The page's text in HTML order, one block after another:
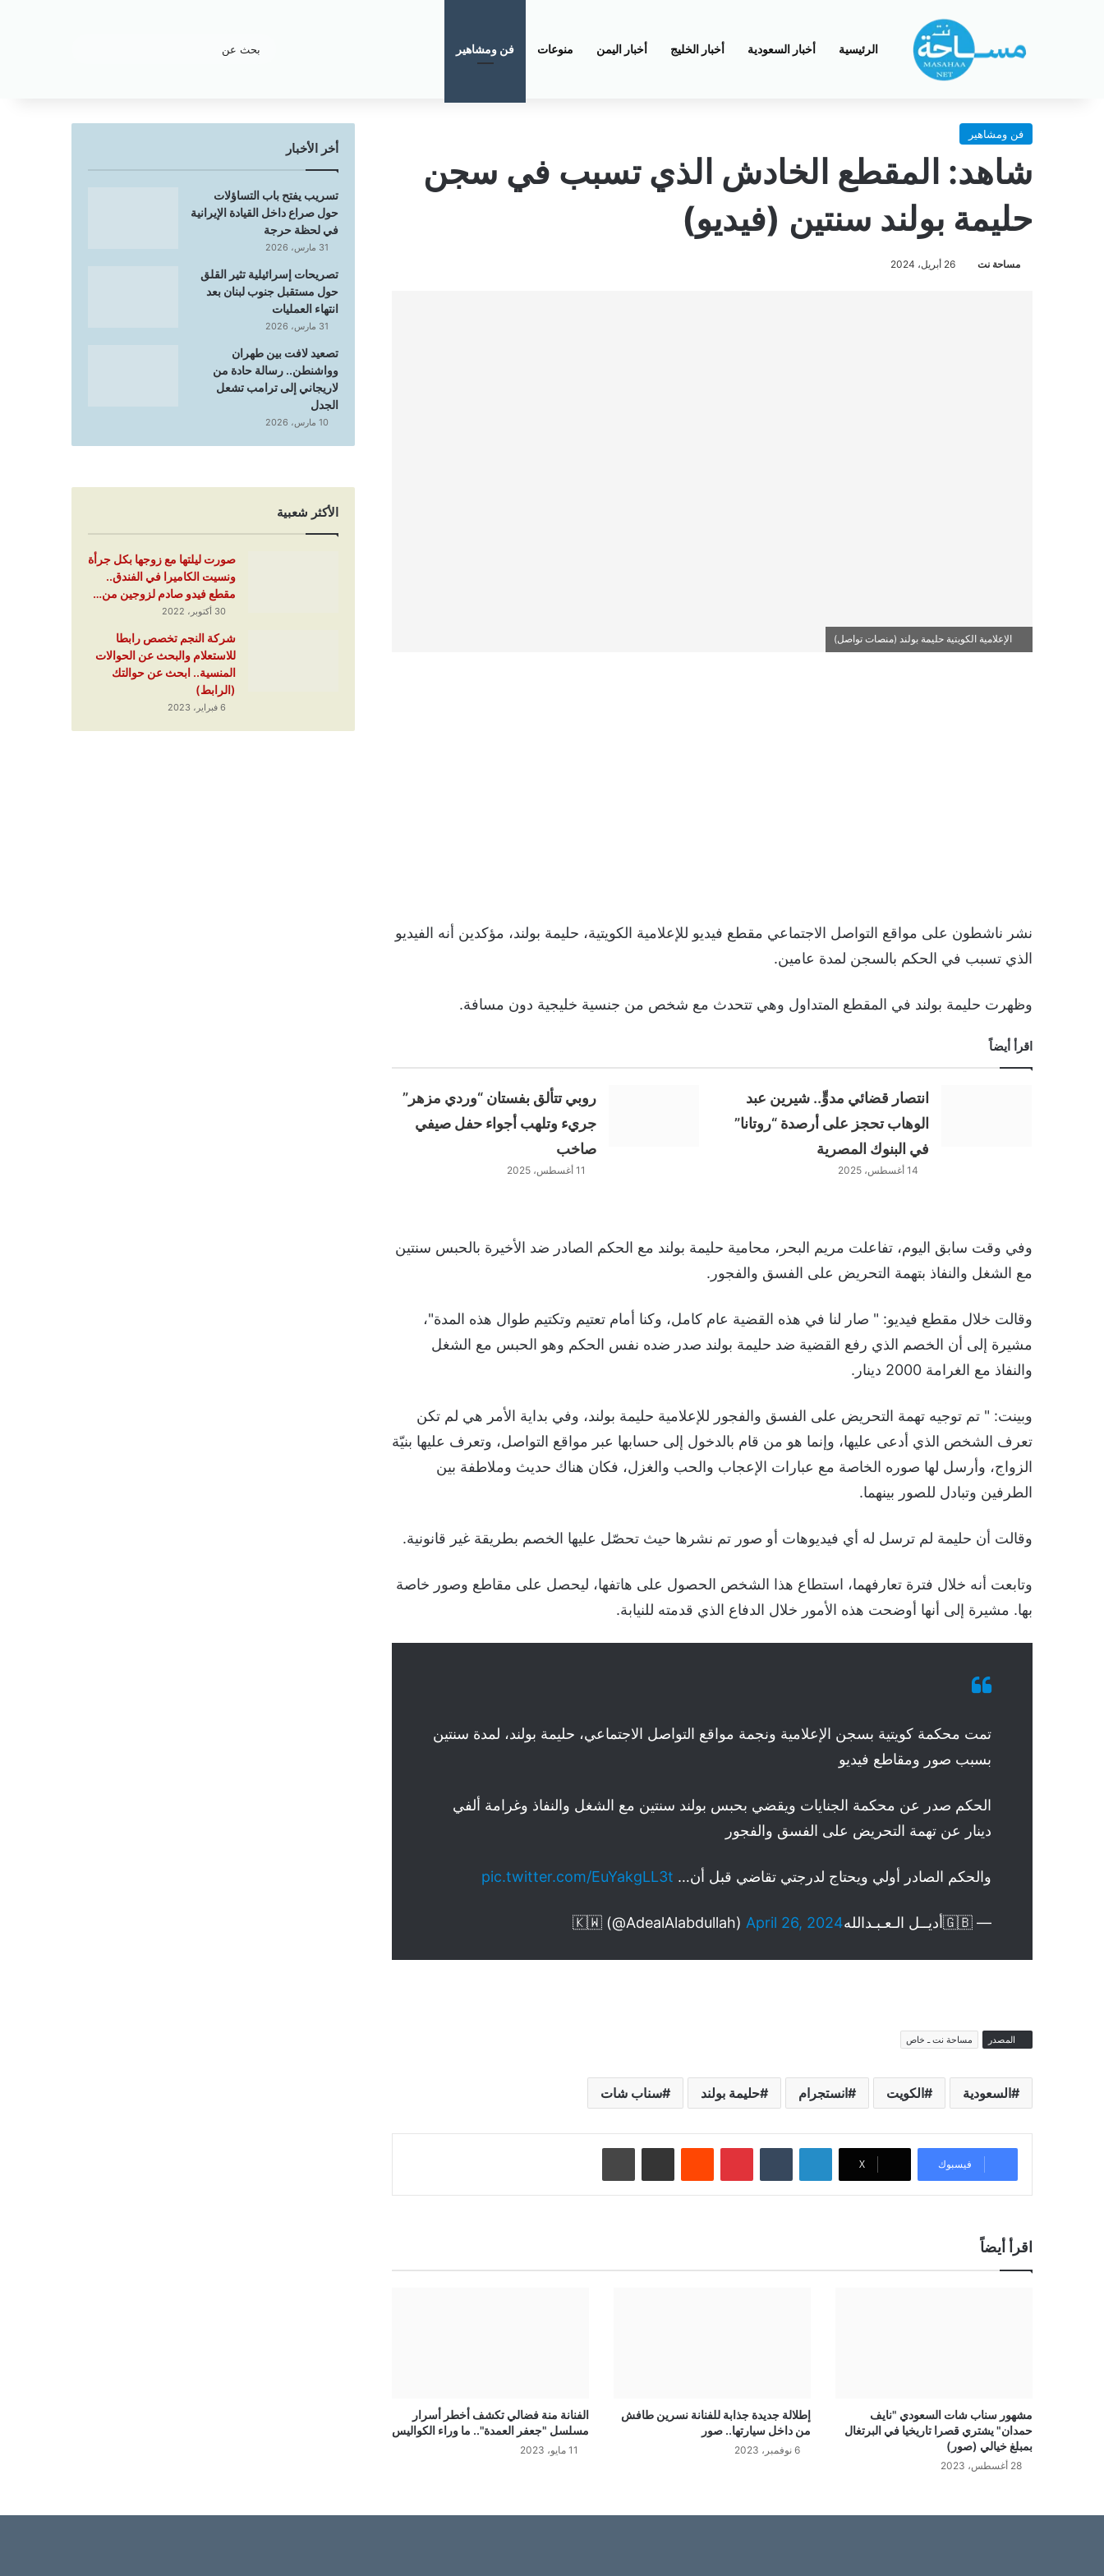
الرئيسية أخبار السعودية أخبار الخليج أخبار اليمن منوعات فن ومشاهير
فن ومشاهير
شاهد: المقطع الخادش الذي تسبب في سجن
حليمة بولند سنتين (فيديو)
مساحة نت 26 أبريل، 2024
الإعلامية الكويتية حليمة بولند (منصات تواصل)
نشر ناشطون على مواقع التواصل الاجتماعي مقطع فيديو للإعلامية الكويتية، حليمة بولند، مؤكدين أنه الفيديو
الذي تسبب في الحكم بالسجن لمدة عامين.
وظهرت حليمة بولند في المقطع المتداول وهي تتحدث مع شخص من جنسية خليجية دون مسافة.
اقرأ أيضاً
انتصار قضائي مدوٍّ.. شيرين عبد
الوهاب تحجز على أرصدة “روتانا”
في البنوك المصرية
14 أغسطس، 2025
روبي تتألق بفستان “وردي مزهر”
جريء وتلهب أجواء حفل صيفي
صاخب
11 أغسطس، 2025
وفي وقت سابق اليوم، تفاعلت مريم البحر، محامية حليمة بولند مع الحكم الصادر ضد الأخيرة بالحبس سنتين
مع الشغل والنفاذ بتهمة التحريض على الفسق والفجور.
وقالت خلال مقطع فيديو: " صار لنا في هذه القضية عام كامل، وكنا أمام تعتيم وتكتيم طوال هذه المدة"،
مشيرة إلى أن الخصم الذي رفع القضية ضد حليمة بولند صدر ضده نفس الحكم وهو الحبس مع الشغل
والنفاذ مع الغرامة 2000 دينار.
وبينت: " تم توجيه تهمة التحريض على الفسق والفجور للإعلامية حليمة بولند، وفي بداية الأمر هي لم تكن
تعرف الشخص الذي أدعى عليها، وإنما هو من قام بالدخول إلى حسابها عبر مواقع التواصل، وتعرف عليها بنيّة
الزواج، وأرسل لها صوره الخاصة مع عبارات الإعجاب والحب والغزل، فكان هناك حديث وملاطفة بين
الطرفين وتبادل للصور بينهما.
وقالت أن حليمة لم ترسل له أي فيديوهات أو صور تم نشرها حيث تحصّل عليها الخصم بطريقة غير قانونية.
وتابعت أنه خلال فترة تعارفهما، استطاع هذا الشخص الحصول على هاتفها، ليحصل على مقاطع وصور خاصة
بها. مشيرة إلى أنها أوضحت هذه الأمور خلال الدفاع الذي قدمته للنيابة.
تمت محكمة كويتية بسجن الإعلامية ونجمة مواقع التواصل الاجتماعي، حليمة بولند، لمدة سنتين
بسبب صور ومقاطع فيديو
الحكم صدر عن محكمة الجنايات ويقضي بحبس بولند سنتين مع الشغل والنفاذ وغرامة ألفي
دينار عن تهمة التحريض على الفسق والفجور
والحكم الصادر أولي ويحتاج لدرجتي تقاضي قبل أن… pic.twitter.com/EuYakgLL3t
— 🇬🇧أديــل الـعـبـدالله🇰🇼 (@AdealAlabdullah) April 26, 2024
المصدر مساحة نت ـ خاص
السعودية الكويت انستجرام حليمة بولند سناب شات
فيسبوك ‫X
لينكدإن بينتيريست
اقرأ أيضاً
مشهور سناب شات السعودي "نايف
حمدان" يشتري قصرا تاريخيا في البرتغال
بمبلغ خيالي (صور)
28 أغسطس، 2023
إطلالة جديدة جذابة للفنانة نسرين طافش
من داخل سيارتها.. صور
6 نوفمبر، 2023
الفنانة منة فضالي تكشف أخطر أسرار
مسلسل "جعفر العمدة".. ما وراء الكواليس
11 مايو، 2023
أخر الأخبار
تسريب يفتح باب التساؤلات
حول صراع داخل القيادة الإيرانية
في لحظة حرجة
31 مارس، 2026
تصريحات إسرائيلية تثير القلق
حول مستقبل جنوب لبنان بعد
انتهاء العمليات
31 مارس، 2026
تصعيد لافت بين طهران
وواشنطن.. رسالة حادة من
لاريجاني إلى ترامب تشعل
الجدل
10 مارس، 2026
الأكثر شعبية
صورت ليلتها مع زوجها بكل جرأة
ونسيت الكاميرا في الفندق..
مقطع فيدو صادم لزوجين من…
30 أكتوبر، 2022
شركة النجم تخصص رابطا
للاستعلام والبحث عن الحوالات
المنسية.. ابحث عن حوالتك
(الرابط)
6 فبراير، 2023